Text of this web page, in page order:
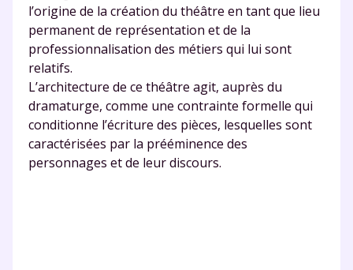
l’origine de la création du théâtre en tant que lieu
permanent de représentation et de la
professionnalisation des métiers qui lui sont
relatifs.
L’architecture de ce théâtre agit, auprès du
dramaturge, comme une contrainte formelle qui
conditionne l’écriture des pièces, lesquelles sont
caractérisées par la prééminence des
personnages et de leur discours.